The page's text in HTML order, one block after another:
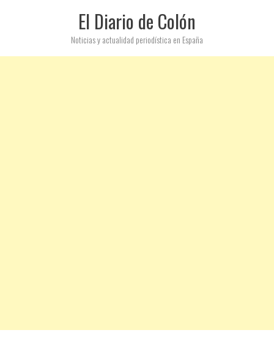
El Diario de Colón
Noticias y actualidad periodística en España